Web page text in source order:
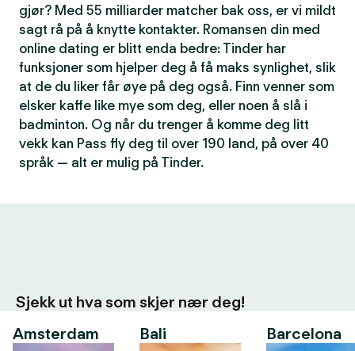
gjør? Med 55 milliarder matcher bak oss, er vi mildt
sagt rå på å knytte kontakter. Romansen din med
online dating er blitt enda bedre: Tinder har
funksjoner som hjelper deg å få maks synlighet, slik
at de du liker får øye på deg også. Finn venner som
elsker kaffe like mye som deg, eller noen å slå i
badminton. Og når du trenger å komme deg litt
vekk kan Pass fly deg til over 190 land, på over 40
språk — alt er mulig på Tinder.
Sjekk ut hva som skjer nær deg!
Amsterdam
Bali Barcelona